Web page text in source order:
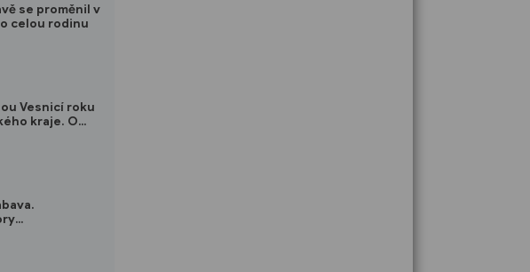
se proměnil v
celou rodinu
Vesnicí roku
kraje. O
silná
radnice opět